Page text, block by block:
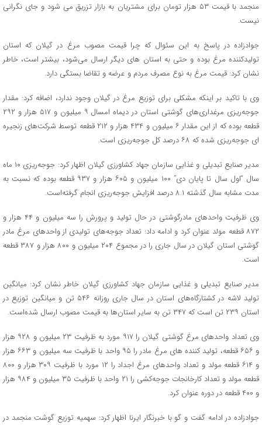
منجمد با قیمت ۵۳ هزار تومان برای مشتریان به بازار تزریق می شود و جای نگرانی
نیست.
جوادزاده در پاسخ به این سئوال که چرا قیمت مصوب مرغ در گیلان که استان
تولیدکننده مرغ بوده و حتی به استان های دیگر ارسال می‌شود، بیشتر است، خاطر
نشان کرد: قیمت مرغ به نوع مصرف مردم و عرضه و تقاضا بستگی دارد.
وی با تاکید بر اینکه مشکلی برای توزیع مرغ در گیلان وجود ندارد، اضافه کرد: مقدار
جوجه‌ریزی مرغداری‌های گوشتی استان در دیماه امسال ۹ میلیون و ۵۱۷ هزار و ۲۹۲
قطعه بوده که از این مقدار ۶ میلیون و ۴۳۴ هزار و ۲۱۲ قطعه توسط شرکت‌های زنجیره
ای جوجه‌ریزی شده که ۶۸ درصد کل جوجه‌ریزی است.
مدیر صنایع تبدیلی و غذایی سازمان جهاد کشاورزی گیلان اظهار کرد: جوجه‌ریزی ۱۰ ماه
سال “اول سال تا پایان دی” ۱۰۰ میلیون و ۶۰۵ هزار و ۹۳۷ قطعه بوده که نسبت به
مدت مشابه سال گذشته ۸.۱ درصد افزایش جوجه‌ریزی انجام گرفته‌است.
وی ظرفیت واحدهای مادرگوشتی در حال تولید و پرورش را سه میلیون و ۴۴ هزار و
۸۷۲ قطعه مولد عنوان کرد و ادامه داد: تعداد جوجه‌های تولیدی از واحدهای مرغ مادر
گوشتی استان گیلان در سال جاری را در مجموع ۲۰۴ میلیون و ۸۰۰ هزار و ۳۸۷ قطعه
است.
مدیر صنایع تبدیلی و غذایی سازمان جهاد کشاورزی گیلان خاطر نشان کرد: میانگین
تولید لاشه در کشتارگاه‌های استان در سال جاری روزانه ۵۴۶ تن و میانگین توزیع در
استان ۲۳۹ تن است که ۳۴۷ تن به سایر استان‌ها به قیمت مصوب ارسال شده‌است.
وی تعداد واحدهای مرغ گوشتی گیلان را ۹۱۷ مورد به ظرفیت ۲۳ میلیون و ۹۲۸ هزار
و ۶۵۶ قطعه، تولید کننده های مرغ مادر را ۹۵ واحد با ظرفیت سه میلیون و ۶۶۳ هزار
و ۶۱۴ قطعه مولد و تعداد واحدهای مرغ اجداد را ۱۲ مورد با ظرفیت ۳۰۹ هزار و ۸۰۰
قطعه مولد و تعداد کارخانجات جوجه‌کشی را ۲۱ واحد با ظرفیت ۳۵ میلیون و ۹۸۴ هزار
و ۴۰۰ قطعه در دوره عنوان کرد.
جوادزاده در ادامه گفت و گو با خبرنگار ایرنا اظهار کرد: سهمیه توزیع گوشت منجمد در